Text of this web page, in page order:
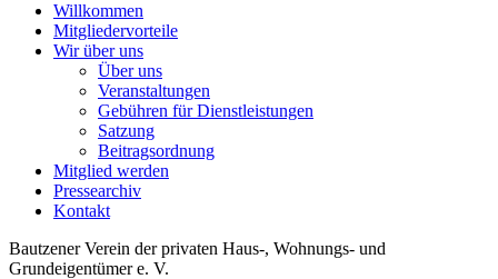
Willkommen
Mitgliedervorteile
Wir über uns
Über uns
Veranstaltungen
Gebühren für Dienstleistungen
Satzung
Beitragsordnung
Mitglied werden
Pressearchiv
Kontakt
Bautzener Verein der privaten Haus-, Wohnungs- und
Grundeigentümer e. V.